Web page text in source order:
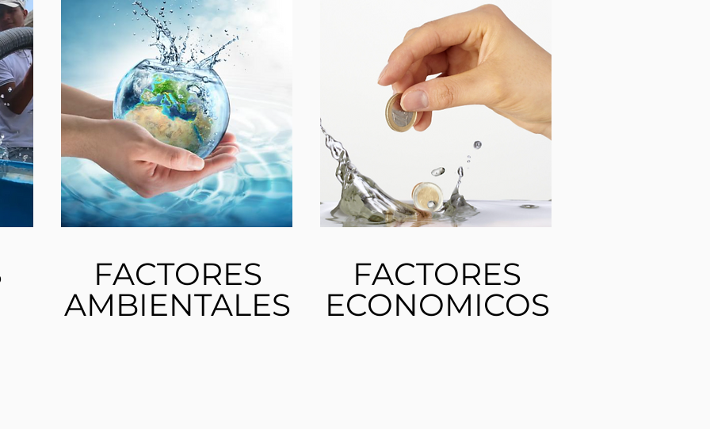
FACTORES
AMBIENTALES
FACTORES
ECONOMICOS